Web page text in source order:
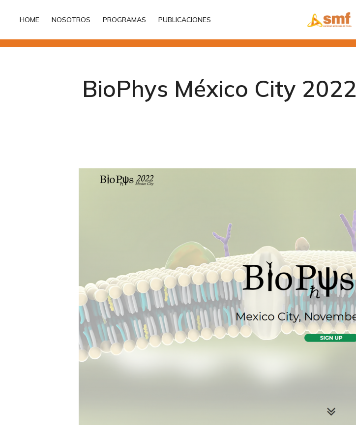
HOME NOSOTROS PROGRAMAS PUBLICACIONES
BioPhys México City 2022